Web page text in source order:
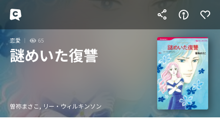
恋愛 65
謎めいた復讐
曽祢まさこ, リー・ウィルキンソン